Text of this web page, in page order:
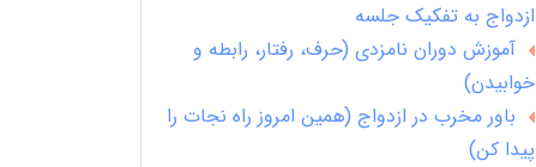
ازدواج به تفکیک جلسه
آموزش دوران نامزدی (حرف، رفتار، رابطه و
خوابیدن)
باور مخرب در ازدواج (همین امروز راه نجات را
پیدا کن)